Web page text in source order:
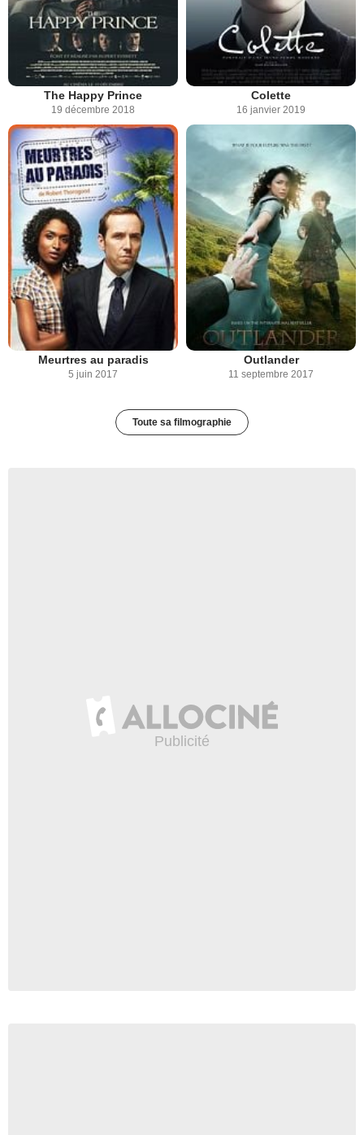
The Happy Prince
19 décembre 2018
Colette
16 janvier 2019
Meurtres au paradis
5 juin 2017
Outlander
11 septembre 2017
Toute sa filmographie